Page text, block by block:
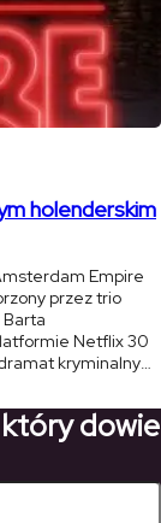
holenderskim
Empire
przez trio
Netflix 30
kryminalny
rodzinnego, […]dowie